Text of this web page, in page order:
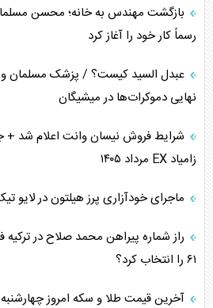
اهمیت راهبردی اردن برای آمریکا
همسویی عربستان با سنتکام علیه متحدان
ترامپ و توهم خلع سلاح حماس
چرا کویت به دنبال شریک امنیتی جدید
اعتراف غرب به قدرت ایران در تثبیت
خطای راهبردی ترامپ مقابل برزیل
بازگشت مهندس به خانه؛ محسن
رسماً کار خود را آغاز کرد
عبدل السید کیست؟ / پزشک مسلمان و
نهایی دموکرات‌ها در میشیگان
شرایط فروش نیسان وانت اعلام شد +
زامیاد EX مرداد ۱۴۰۵
ماجرای خودآزاری پرز هیلتون در لایو
راز شماره پیراهن محمد صلاح در
۶۱ را انتخاب کرد؟